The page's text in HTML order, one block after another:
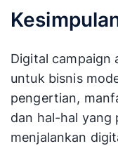
Digital campaign
untuk bisnis
pengertian,
dan hal-hal yang
menjalankan